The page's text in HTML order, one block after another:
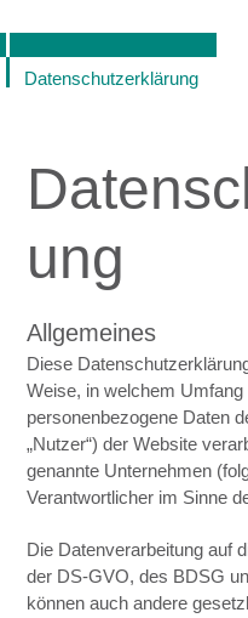
Datenschutzerklärung
ung
Allgemeines
Diese
Weise, in welchem
personenbezogene Daten
„Nutzer“) der Website
genannte Unternehmen
Verantwortlicher im Sinne
Die Datenverarbeitung auf
der DS-GVO, des BDSG
können auch andere